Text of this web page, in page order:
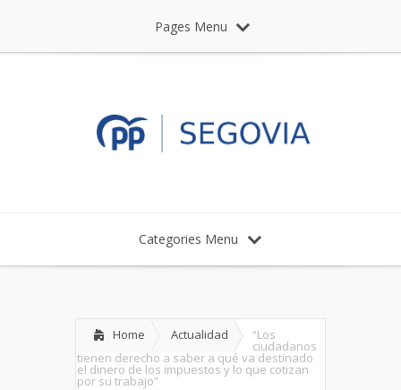
Pages Menu
Categories Menu
Home Actualidad “Los
ciudadanos
tienen derecho a saber a qué va destinado
el dinero de los impuestos y lo que cotizan
por su trabajo”